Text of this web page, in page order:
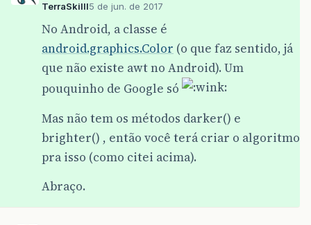
TerraSkilll5 de jun. de 2017
No Android, a classe é
android.graphics.Color (o que faz sentido, já
que não existe awt no Android). Um
pouquinho de Google só
Mas não tem os métodos darker() e
brighter() , então você terá criar o algoritmo
pra isso (como citei acima).
Abraço.